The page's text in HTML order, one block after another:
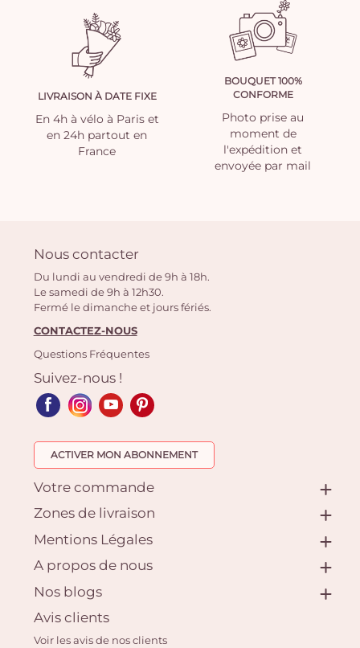
LIVRAISON À DATE FIXE
En 4h à vélo à Paris et
en 24h partout en
France
BOUQUET 100%
CONFORME
Photo prise au
moment de
l'expédition et
envoyée par mail
Nous contacter
Du lundi au vendredi de 9h à 18h.
Le samedi de 9h à 12h30.
Fermé le dimanche et jours fériés.
CONTACTEZ-NOUS
Questions Fréquentes
Suivez-nous !
ACTIVER MON ABONNEMENT
Votre commande
Zones de livraison
Mentions Légales
A propos de nous
Nos blogs
Avis clients
Voir les avis de nos clients